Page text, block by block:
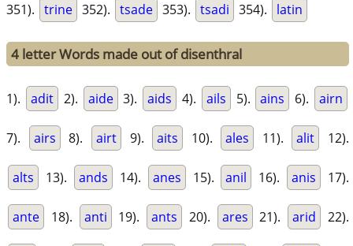
351). trine 352). tsade 353). tsadi 354). latin
4 letter Words made out of disenthral
1). adit 2). aide 3). aids 4). ails 5). ains 6). airn
7). airs 8). airt 9). aits 10). ales 11). alit 12).
alts 13). ands 14). anes 15). anil 16). anis 17).
ante 18). anti 19). ants 20). ares 21). arid 22).